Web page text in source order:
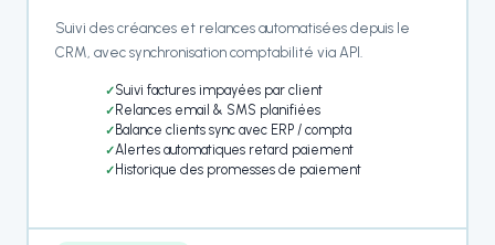
Suivi des créances et relances automatisées depuis le
CRM, avec synchronisation comptabilité via API.
Suivi factures impayées par client
Relances email & SMS planifiées
Balance clients sync avec ERP / compta
Alertes automatiques retard paiement
Historique des promesses de paiement